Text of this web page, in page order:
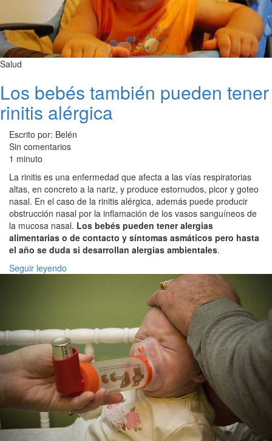
Salud
Los bebés también pueden tener
rinitis alérgica
Escrito por: Belén
Sin comentarios
1 minuto
La rinitis es una enfermedad que afecta a las vías respiratorias
altas, en concreto a la nariz, y produce estornudos, picor y goteo
nasal. En el caso de la rinitis alérgica, además puede producir
obstrucción nasal por la inflamación de los vasos sanguíneos de
la mucosa nasal. Los bebés pueden tener alergias
alimentarias o de contacto y síntomas asmáticos pero hasta
el año se duda si desarrollan alergias ambientales.
Seguir leyendo